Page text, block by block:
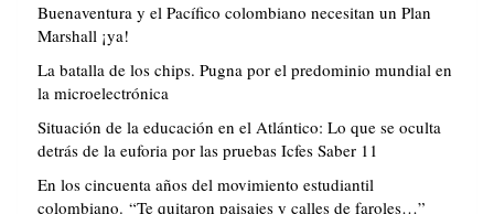
Buenaventura y el Pacífico colombiano necesitan un Plan
Marshall ¡ya!
La batalla de los chips. Pugna por el predominio mundial en
la microelectrónica
Situación de la educación en el Atlántico: Lo que se oculta
detrás de la euforia por las pruebas Icfes Saber 11
En los cincuenta años del movimiento estudiantil
colombiano. “Te quitaron paisajes y calles de faroles…”